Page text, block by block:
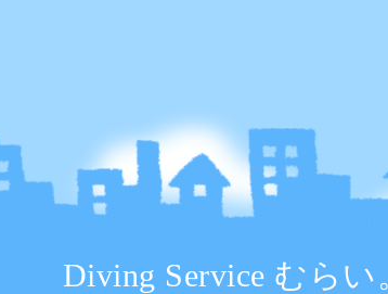
Diving Service むらい